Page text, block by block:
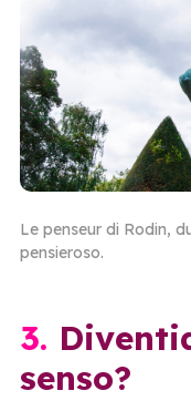
Le penseur di Rodin,
pensieroso.
3. Diventiamo architetti di
senso?